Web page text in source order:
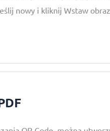
nowy i kliknij Wstaw